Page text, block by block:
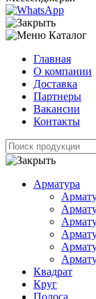
Каталог
Главная
О компании
Доставка
Партнеры
Вакансии
Контакты
Арматура
Квадрат
Круг